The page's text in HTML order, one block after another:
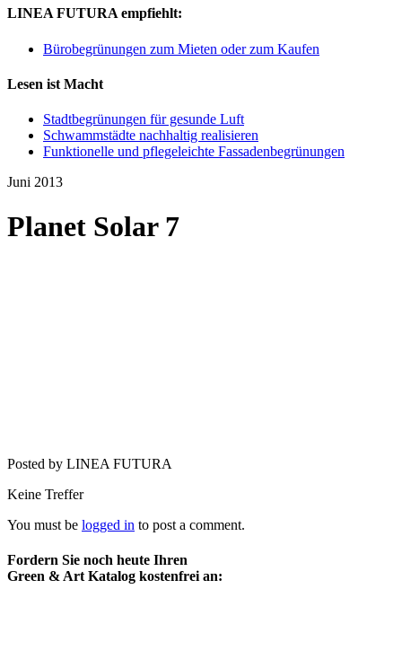
LINEA FUTURA empfiehlt:
Bürobegrünungen zum Mieten oder zum Kaufen
Lesen ist Macht
Stadtbegrünungen für gesunde Luft
Schwammstädte nachhaltig realisieren
Funktionelle und pflegeleichte Fassadenbegrünungen
Juni 2013
Planet Solar 7
Posted by LINEA FUTURA
Keine Treffer
You must be logged in to post a comment.
Fordern Sie noch heute Ihren
Green & Art Katalog kostenfrei an: